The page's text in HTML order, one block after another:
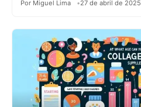
Por Miguel Lima 27 de abril de 2025